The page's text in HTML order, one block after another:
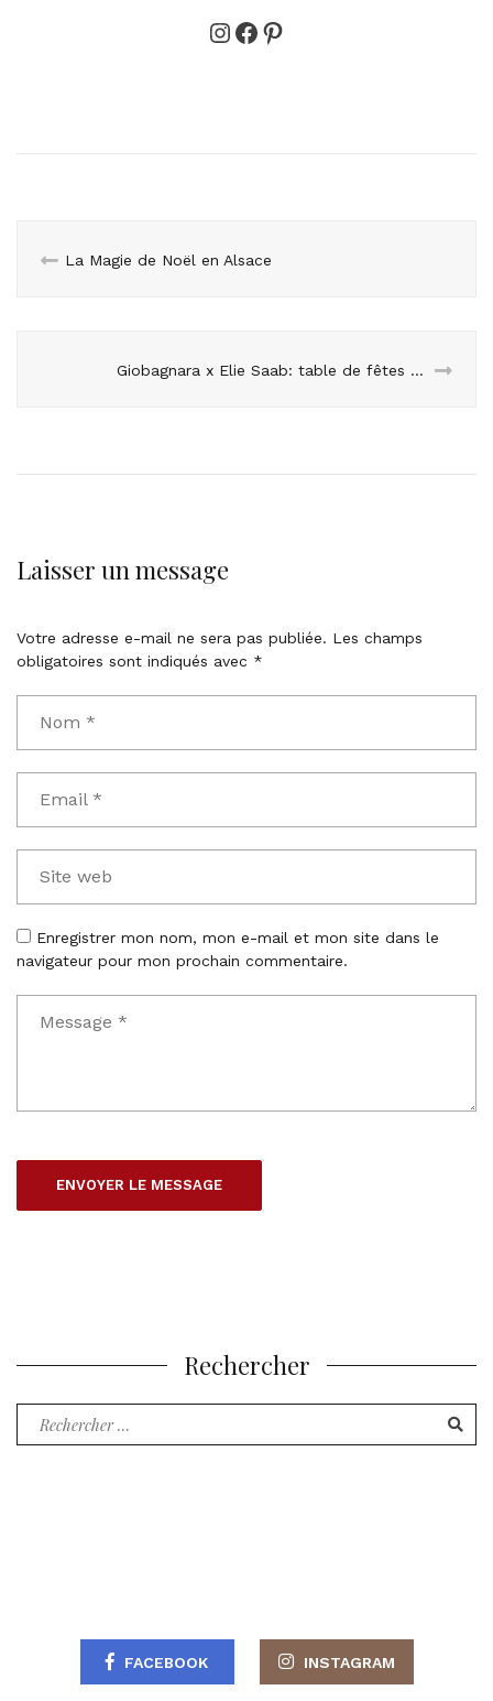
Instagram
Facebook
Pinterest
La Magie de Noël en Alsace
Giobagnara x Elie Saab: table de fêtes en version haute couture
Laisser un message
Votre adresse e-mail ne sera pas publiée. Les champs
obligatoires sont indiqués avec *
Enregistrer mon nom, mon e-mail et mon site dans le
navigateur pour mon prochain commentaire.
Rechercher
Recherche
FACEBOOK INSTAGRAM